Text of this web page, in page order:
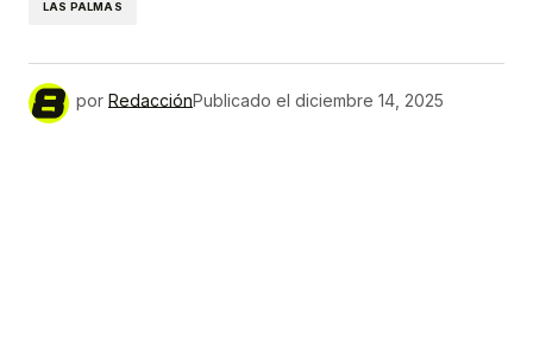
LAS PALMAS
por RedacciónPublicado el diciembre 14, 2025